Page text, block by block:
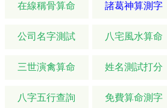
在線稱骨算命 諸葛神算測字
公司名字測試 八宅風水算命
三世演禽算命 姓名測試打分
八字五行查詢 免費算命測字